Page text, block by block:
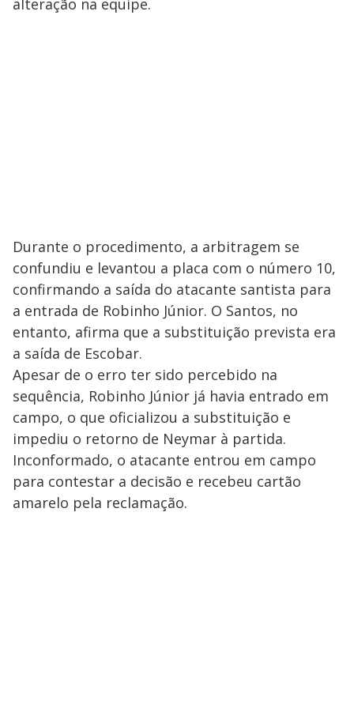
Durante o procedimento, a arbitragem se
confundiu e levantou a placa com o número 10,
confirmando a saída do atacante santista para
a entrada de Robinho Júnior. O Santos, no
entanto, afirma que a substituição prevista era
a saída de Escobar.
Apesar de o erro ter sido percebido na
sequência, Robinho Júnior já havia entrado em
campo, o que oficializou a substituição e
impediu o retorno de Neymar à partida.
Inconformado, o atacante entrou em campo
para contestar a decisão e recebeu cartão
amarelo pela reclamação.